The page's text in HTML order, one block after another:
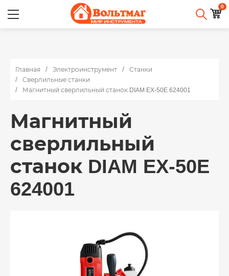
0
Главная Электроинструмент
Станки
Сверлильные станки
Магнитный сверлильный станок DIAM EX-50E 624001
Магнитный
сверлильный
станок DIAM EX-50E
624001